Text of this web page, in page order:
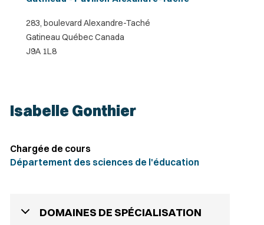
283, boulevard Alexandre-Taché
Gatineau Québec Canada
J9A 1L8
Isabelle Gonthier
Chargée de cours
Département des sciences de l'éducation
DOMAINES DE SPÉCIALISATION